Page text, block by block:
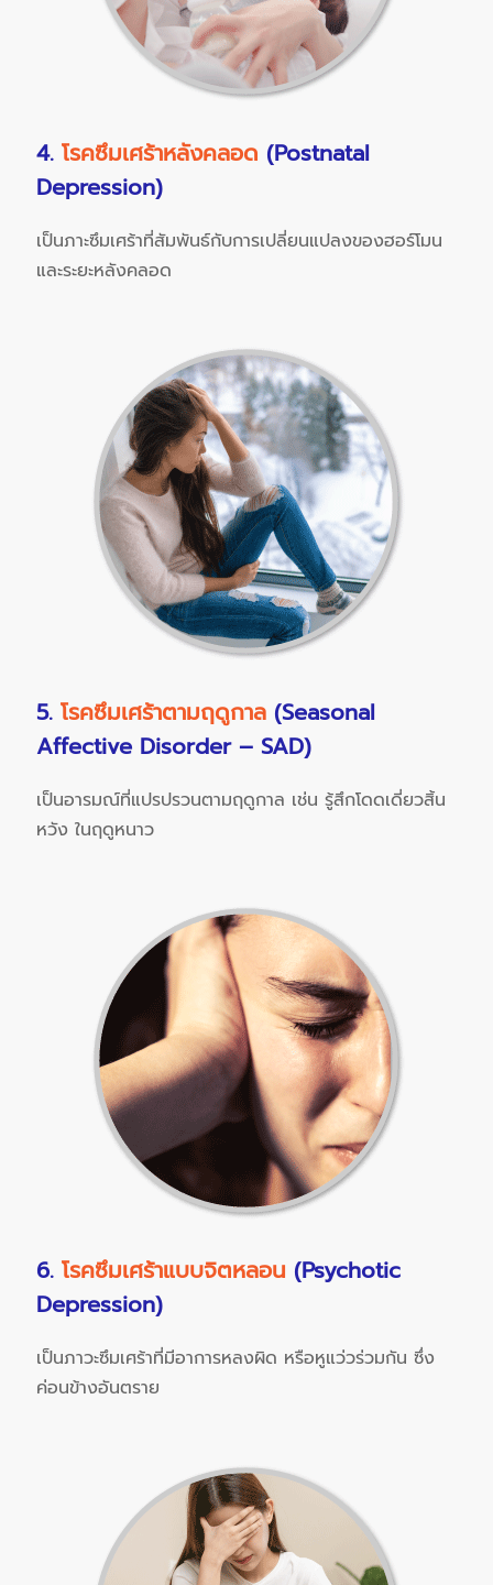
4.โรคซึมเศร้าหลังคลอด (Postnatal
Depression)
เป็นภาะซึมเศร้าที่สัมพันธ์กับการเปลี่ยนแปลงของฮอร์โมน
และระยะหลังคลอด
5.โรคซึมเศร้าตามฤดูกาล (Seasonal
Affective Disorder – SAD)
เป็นอารมณ์ที่แปรปรวนตามฤดูกาล เช่น รู้สึกโดดเดี่ยวสิ้น
หวัง ในฤดูหนาว
6.โรคซึมเศร้าแบบจิตหลอน (Psychotic
Depression)
เป็นภาวะซึมเศร้าที่มีอาการหลงผิด หรือหูแว่วร่วมกัน ซึ่ง
ค่อนข้างอันตราย